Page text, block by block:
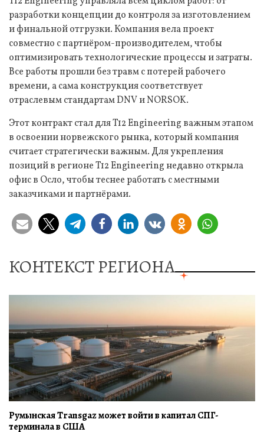
разработки концепции до контроля за изготовлением
и финальной отгрузки. Компания вела проект
совместно с партнёром-производителем, чтобы
оптимизировать технологические процессы и затраты.
Все работы прошли без травм с потерей рабочего
времени, а сама конструкция соответствует
отраслевым стандартам DNV и NORSOK.
Этот контракт стал для T12 Engineering важным этапом
в освоении норвежского рынка, который компания
считает стратегически важным. Для укрепления
позиций в регионе T12 Engineering недавно открыла
офис в Осло, чтобы теснее работать с местными
заказчиками и партнёрами.
КОНТЕКСТ РЕГИОНА
Румынская Transgaz может войти в капитал СПГ-
терминала в США